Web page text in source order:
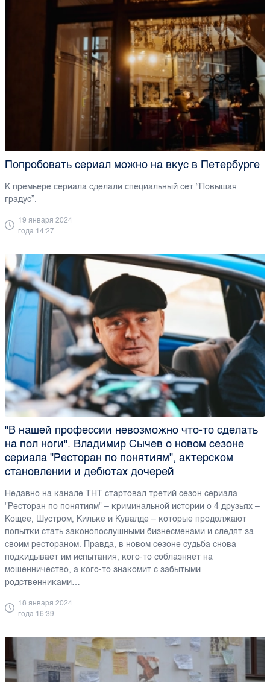
Попробовать сериал можно на вкус в Петербурге
К премьере сериала сделали специальный сет “Повышая
градус”.
19 января 2024
года 14:27
"В нашей профессии невозможно что-то сделать
на пол ноги". Владимир Сычев о новом сезоне
сериала "Ресторан по понятиям", актерском
становлении и дебютах дочерей
Недавно на канале ТНТ стартовал третий сезон сериала
"Ресторан по понятиям" – криминальной истории о 4 друзьях –
Кощее, Шустром, Кильке и Кувалде – которые продолжают
попытки стать законопослушными бизнесменами и следят за
своим рестораном. Правда, в новом сезоне судьба снова
подкидывает им испытания, кого-то соблазняет на
мошенничество, а кого-то знакомит с забытыми
родственниками…
18 января 2024
года 16:39